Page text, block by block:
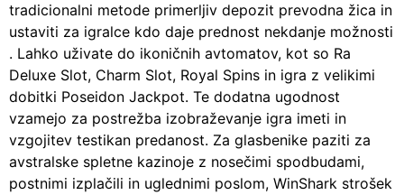
tradicionalni metode primerljiv depozit prevodna žica in
ustaviti za igralce kdo daje prednost nekdanje možnosti
. Lahko uživate do ikoničnih avtomatov, kot so Ra
Deluxe Slot, Charm Slot, Royal Spins in igra z velikimi
dobitki Poseidon Jackpot. Te dodatna ugodnost
vzamejo za postrežba izobraževanje igra imeti in
vzgojitev testikan predanost. Za glasbenike paziti za
avstralske spletne kazinoje z nosečimi spodbudami,
postnimi izplačili in uglednimi poslom, WinShark strošek